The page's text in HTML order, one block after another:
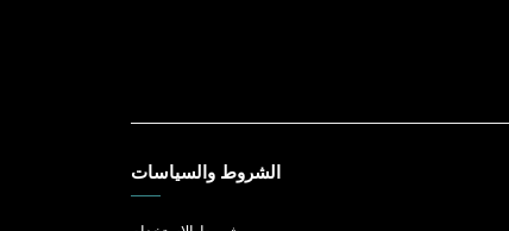
الشروط والسياسات